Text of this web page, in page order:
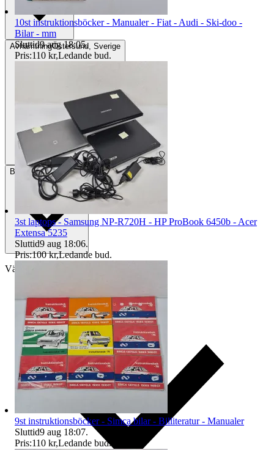
AvhämtningÖstersund, Sverige
BetalningVia Tradera
Välj till köparskydd
10st instruktionsböcker - Manualer - Fiat - Audi - Ski-doo -
Bilar - mm
Sluttid9 aug 18:05.
Pris:110 kr,Ledande bud.
3st laptops - Samsung NP-R720H - HP ProBook 6450b - Acer
Extensa 5235
Sluttid9 aug 18:06.
Pris:100 kr,Ledande bud.
9st instruktionsböcker - Simca bilar - Billiteratur - Manualer
Sluttid9 aug 18:07.
Pris:110 kr,Ledande bud.